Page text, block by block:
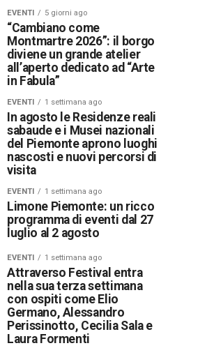
EVENTI 5 giorni ago
“Cambiano come
Montmartre 2026”: il borgo
diviene un grande atelier
all’aperto dedicato ad “Arte
in Fabula”
EVENTI 1 settimana ago
In agosto le Residenze reali
sabaude e i Musei nazionali
del Piemonte aprono luoghi
nascosti e nuovi percorsi di
visita
EVENTI 1 settimana ago
Limone Piemonte: un ricco
programma di eventi dal 27
luglio al 2 agosto
EVENTI 1 settimana ago
Attraverso Festival entra
nella sua terza settimana
con ospiti come Elio
Germano, Alessandro
Perissinotto, Cecilia Sala e
Laura Formenti